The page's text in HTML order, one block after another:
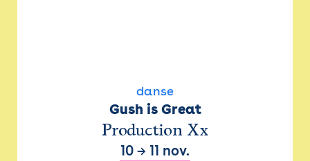
danse
Gush is Great
Production Xx
10 → 11 nov.